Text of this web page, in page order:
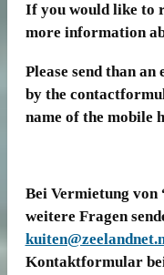
If you would like to
more information
Please send than an
by the
name of the mobile
Bei Vermietung
weitere Fragen
Kontaktformular